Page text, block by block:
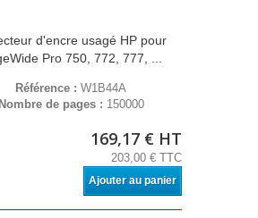
d'encre usagé HP pour
Pro 750, 772, 777, ...
Référence : W1B44A
Nombre de pages : 150000
169,17 € HT
203,00 € TTC
Ajouter au panier